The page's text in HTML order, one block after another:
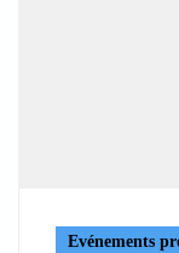
Evénements